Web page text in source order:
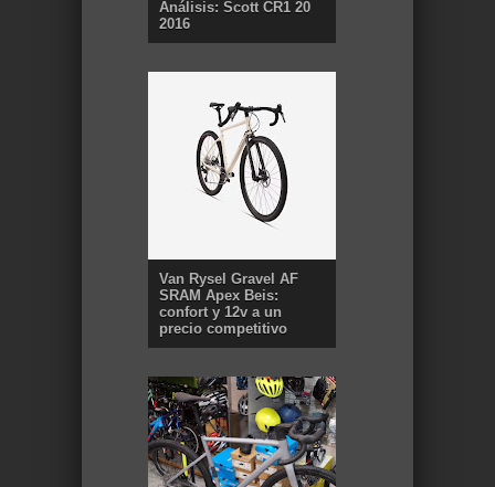
Análisis: Scott CR1 20
2016
Van Rysel Gravel AF
SRAM Apex Beis:
confort y 12v a un
precio competitivo